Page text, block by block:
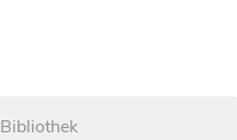
Bibliothek